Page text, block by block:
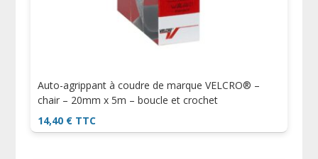
Auto-agrippant à coudre de marque VELCRO® –
chair – 20mm x 5m – boucle et crochet
14,40 € TTC